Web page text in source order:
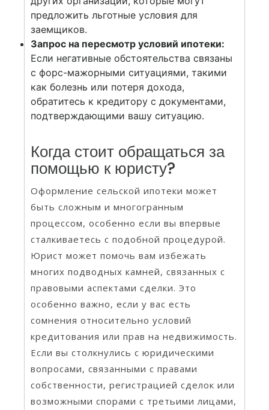
предложить льготные условия для
заемщиков.
Запрос на пересмотр условий ипотеки:
Если негативные обстоятельства связаны
с форс-мажорными ситуациями, такими
как болезнь или потеря дохода,
обратитесь к кредитору с документами,
подтверждающими вашу ситуацию.
Когда стоит обращаться за
помощью к юристу?
Оформление сельской ипотеки может
быть сложным и многогранным
процессом, особенно если вы впервые
сталкиваетесь с подобной процедурой.
Юрист может помочь вам избежать
многих подводных камней, связанных с
правовыми аспектами сделки. Это
особенно важно, если у вас есть
сомнения относительно условий
кредитования или прав на недвижимость.
Если вы столкнулись с юридическими
вопросами, связанными с правами
собственности, регистрацией сделок или
возможными спорами с третьими лицами,